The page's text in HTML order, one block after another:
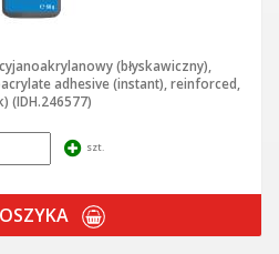
(błyskawiczny),
adhesive (instant), reinforced,
(IDH.246577)
szt.